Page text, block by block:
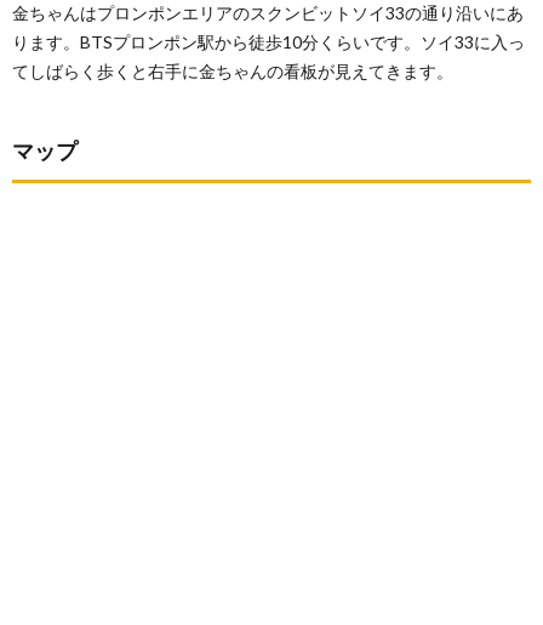
金ちゃんはプロンポンエリアのスクンビットソイ33の通り沿いにあ
ります。BTSプロンポン駅から徒歩10分くらいです。ソイ33に入っ
てしばらく歩くと右手に金ちゃんの看板が見えてきます。
マップ